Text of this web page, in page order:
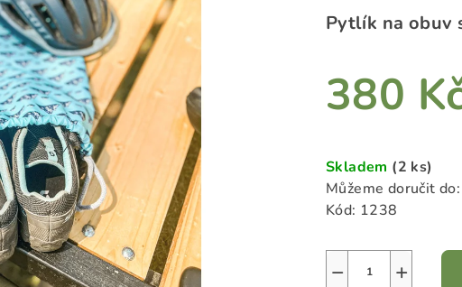
je
5
hvězdiček.
Pytlík na obuv
380
cena:
Skladem (2 ks)
Můžeme doručit do:
Kód: 1238
+
−